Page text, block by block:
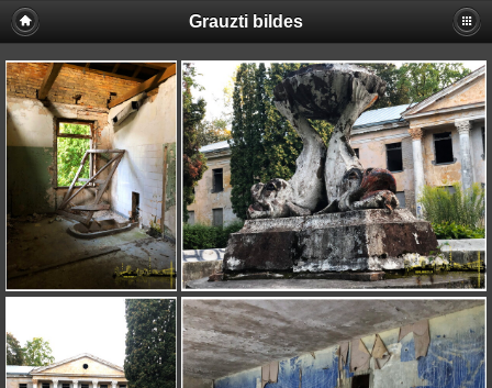
Grauzti bildes